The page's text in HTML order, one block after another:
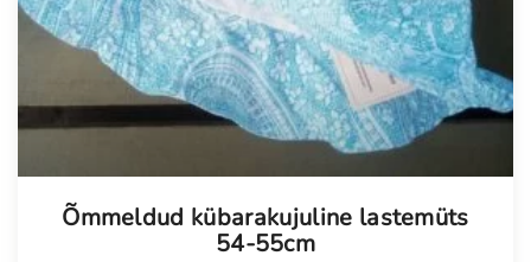
Õmmeldud kübarakujuline lastemüts
54-55cm